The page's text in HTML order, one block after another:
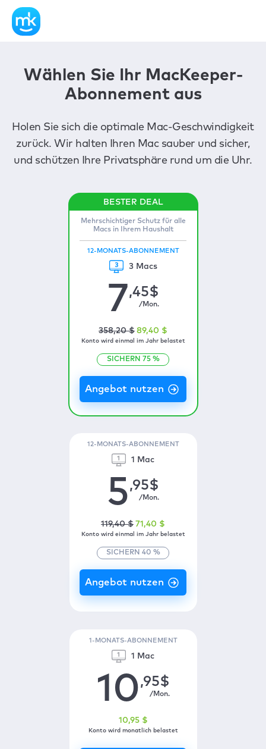
Wählen Sie Ihr MacKeeper-
Abonnement aus
Holen Sie sich die optimale Mac-Geschwindigkeit
zurück. Wir halten Ihren Mac sauber und sicher,
und schützen Ihre Privatsphäre rund um die Uhr.
Mehrschichtiger Schutz für alle
Macs in Ihrem Haushalt
12-MONATS-ABONNEMENT
3 Macs
7,45$
/Mon.
358,20 $ 89,40 $
Konto wird einmal im Jahr belastet
SICHERN 75 %
12-MONATS-ABONNEMENT
1 Mac
5,95$
/Mon.
119,40 $ 71 ,40 $
Konto wird einmal im Jahr belastet
SICHERN 40 %
1-MONATS-ABONNEMENT
1 Mac
10,95$
/Mon.
10,95 $
Konto wird monatlich belastet